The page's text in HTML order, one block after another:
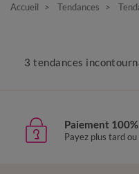
Accueil Tendances
3 tendances
Paiement
Payez plus tard